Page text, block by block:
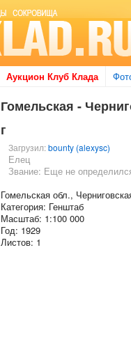
Аукцион Клуб Клада
Гомельская -
г
Загрузил:bounty (alexysc)
Елец
Звание: Еще не
Гомельская обл.,
Категория: Генштаб
Масштаб: 1:100 000
Год: 1929
Листов: 1